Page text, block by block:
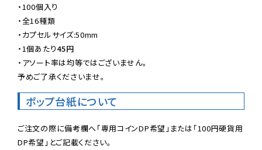
・100個入り
・全16種類
・カプセルサイズ:50mm
・1個あたり45円
・アソート率は均等ではございません。
予めご了承くださいませ。
ポップ台紙について
ご注文の際に備考欄へ「専用コインDP希望」または「100円硬貨用
DP希望」とご記載ください。